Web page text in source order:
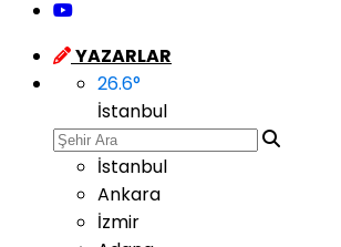
YAZARLAR
26.6°
İstanbul
İstanbul
Ankara
İzmir